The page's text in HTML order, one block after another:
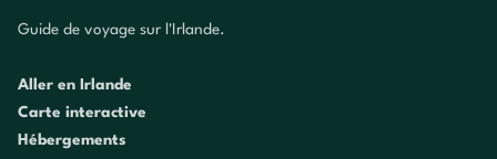
Guide de voyage sur l'Irlande.
Aller en Irlande
Carte interactive
Hébergements